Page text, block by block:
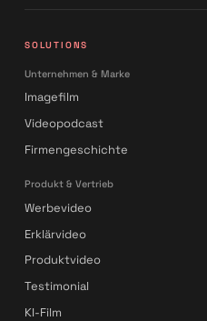
SOLUTIONS
Unternehmen & Marke
Imagefilm
Videopodcast
Firmengeschichte
Produkt & Vertrieb
Werbevideo
Erklärvideo
Produktvideo
Testimonial
KI-Film